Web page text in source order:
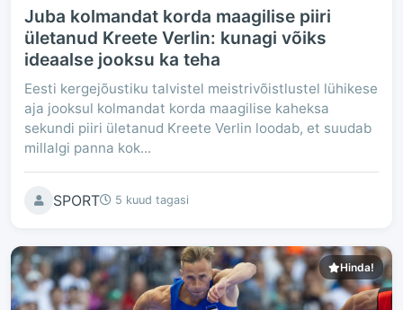
Juba kolmandat korda maagilise piiri
ületanud Kreete Verlin: kunagi võiks
ideaalse jooksu ka teha
Eesti kergejõustiku talvistel meistrivõistlustel lühikese
aja jooksul kolmandat korda maagilise kaheksa
sekundi piiri ületanud Kreete Verlin loodab, et suudab
millalgi panna kok...
SPORT 5 kuud tagasi
Hinda!